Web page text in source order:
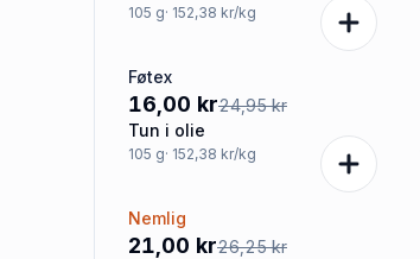
105 g· 152,38 kr/kg
-36%
Føtex
16,00 kr24,95 kr
Tun i olie
105 g· 152,38 kr/kg
-20%
Nemlig
21,00 kr26,25 kr